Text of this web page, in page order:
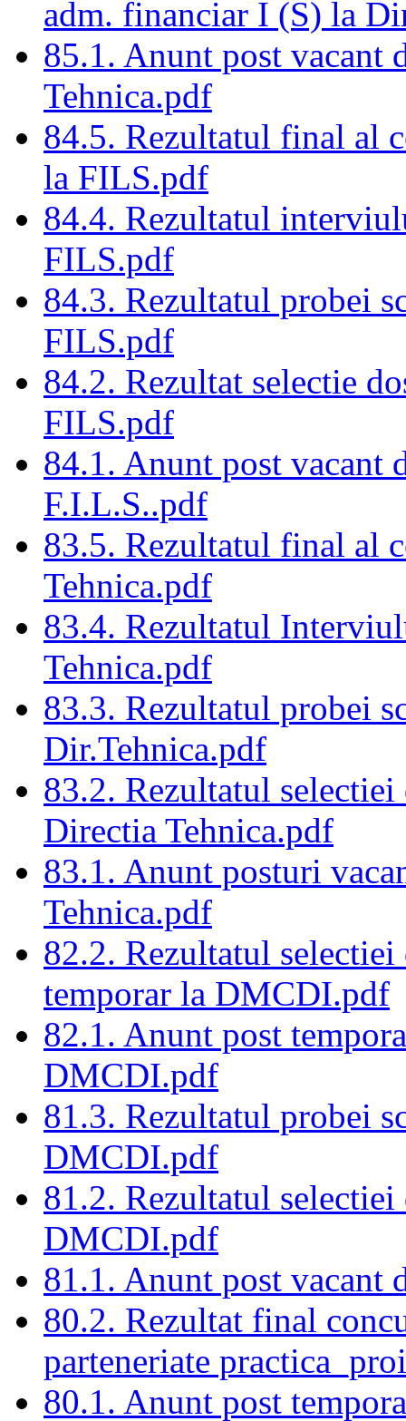
adm. financiar I (S) la
85.1. Anunt post vacant
Tehnica.pdf
84.5. Rezultatul final al
la FILS.pdf
84.4. Rezultatul
FILS.pdf
84.3. Rezultatul probei
FILS.pdf
84.2. Rezultat selectie
FILS.pdf
84.1. Anunt post vacant
F.I.L.S..pdf
83.5. Rezultatul final al
Tehnica.pdf
83.4. Rezultatul
Tehnica.pdf
83.3. Rezultatul probei
Dir.Tehnica.pdf
83.2. Rezultatul
Directia Tehnica.pdf
83.1. Anunt posturi
Tehnica.pdf
82.2. Rezultatul
temporar la DMCDI.pdf
82.1. Anunt post
DMCDI.pdf
81.3. Rezultatul probei
DMCDI.pdf
81.2. Rezultatul
DMCDI.pdf
81.1. Anunt post vacant
80.2. Rezultat final
parteneriate
80.1. Anunt post